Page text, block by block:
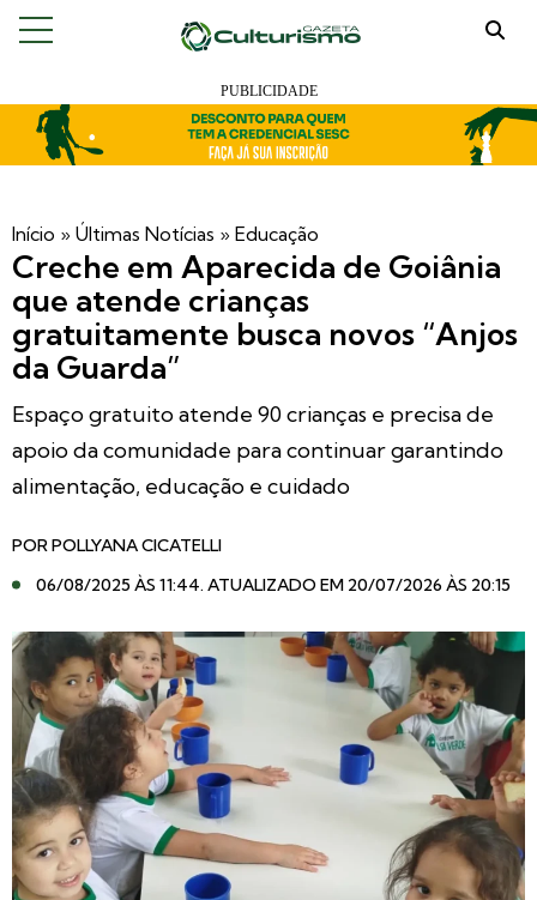
Início » Últimas Notícias » Educação
Creche em Aparecida de Goiânia
que atende crianças
gratuitamente busca novos “Anjos
da Guarda”
Espaço gratuito atende 90 crianças e precisa de
apoio da comunidade para continuar garantindo
alimentação, educação e cuidado
PORPOLLYANA CICATELLI
06/08/2025 ÀS 11:44. ATUALIZADO EM 20/07/2026 ÀS 20:15